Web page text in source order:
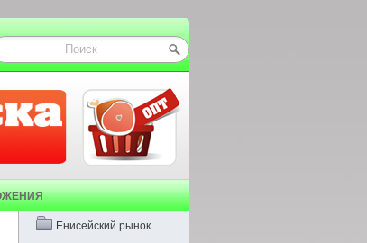
Енисейский рынок